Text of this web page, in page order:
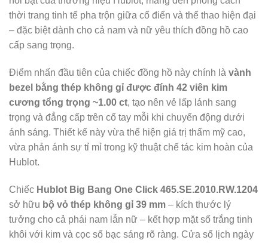
thời trang tinh tế pha trộn giữa cổ điển và thể thao hiện đại
– đặc biệt dành cho cả nam và nữ yêu thích đồng hồ cao
cấp sang trọng.
Điểm nhấn đầu tiên của chiếc đồng hồ này chính là vành
bezel bằng thép không gỉ được đính 42 viên kim
cương tổng trọng ~1.00 ct, tạo nên vẻ lấp lánh sang
trọng và đẳng cấp trên cổ tay mỗi khi chuyển động dưới
ánh sáng. Thiết kế này vừa thể hiện giá trị thẩm mỹ cao,
vừa phản ánh sự tỉ mỉ trong kỹ thuật chế tác kim hoàn của
Hublot.
Chiếc Hublot Big Bang One Click 465.SE.2010.RW.1204
sở hữu bộ vỏ thép không gỉ 39 mm – kích thước lý
tưởng cho cả phái nam lẫn nữ – kết hợp mặt số trắng tinh
khôi với kim và cọc số bạc sáng rõ ràng. Cửa sổ lịch ngày